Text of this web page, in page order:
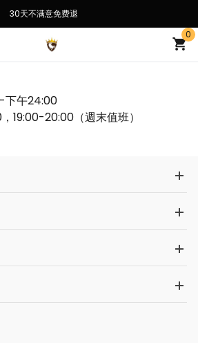
30天不满意免费退
0
下午24:00
19:00-20:00（週末值班）